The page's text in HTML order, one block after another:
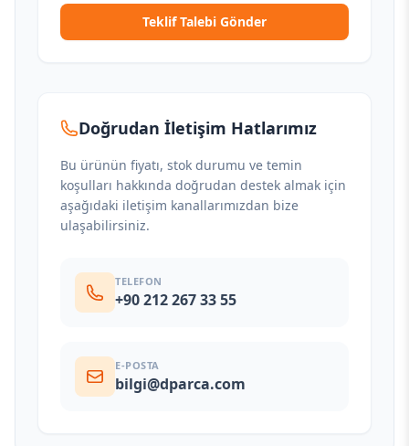
Teklif Talebi Gönder
Doğrudan İletişim Hatlarımız
Bu ürünün fiyatı, stok durumu ve temin
koşulları hakkında doğrudan destek almak için
aşağıdaki iletişim kanallarımızdan bize
ulaşabilirsiniz.
TELEFON
+90 212 267 33 55
E-POSTA
bilgi@dparca.com